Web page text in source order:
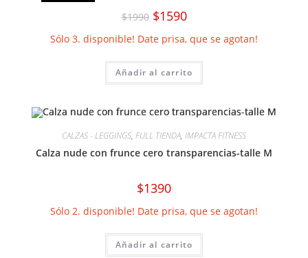
$1990 El
precio
original
era:
$1590El
precio
es:
Sólo 3. disponible! Date prisa, que se agotan!
Añadir al carrito
CALZAS - LEGGINGS, FULL TIENDA, IMPACTA FITNESS
Calza nude con frunce cero transparencias-talle M
$1390
Sólo 2. disponible! Date prisa, que se agotan!
Añadir al carrito